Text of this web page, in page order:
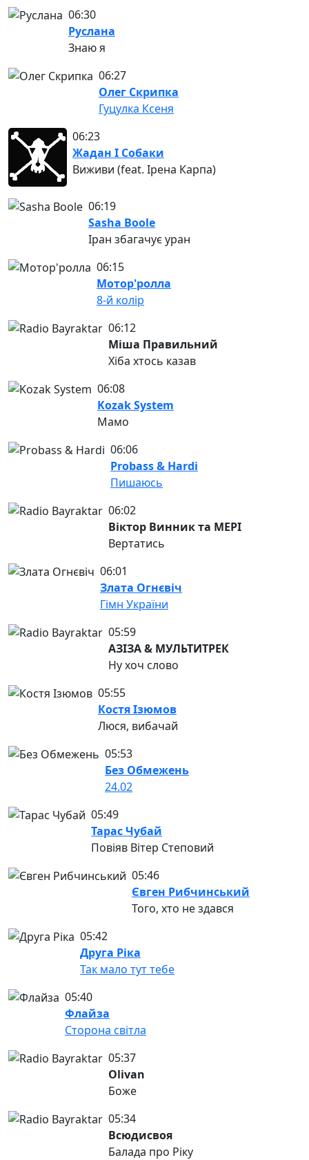
06:30
Руслана
Знаю я
06:27
Олег Скрипка
Гуцулка Ксеня
06:23
Жадан І Собаки
Виживи (feat. Ірена Карпа)
06:19
Sasha Boole
Іран збагачує уран
06:15
Мотор'ролла
8-й колір
06:12
Міша Правильний
Хіба хтось казав
06:08
Kozak System
Мамо
06:06
Probass & Hardi
Пишаюсь
06:02
Віктор Винник та МЕРІ
Вертатись
06:01
Злата Огнєвіч
Гімн України
05:59
АЗІЗА & МУЛЬТИТРЕК
Ну хоч слово
05:55
Костя Ізюмов
Люся, вибачай
05:53
Без Обмежень
24.02
05:49
Тарас Чубай
Повіяв Вітер Степовий
05:46
Євген Рибчинський
Того, хто не здався
05:42
Друга Ріка
Так мало тут тебе
05:40
Флайза
Сторона світла
05:37
Olivan
Боже
05:34
Всюдисвоя
Балада про Ріку